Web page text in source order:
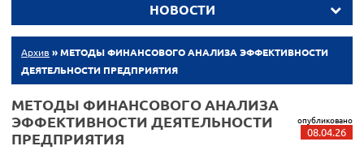
НОВОСТИ
Архив » МЕТОДЫ ФИНАНСОВОГО АНАЛИЗА ЭФФЕКТИВНОСТИ
ДЕЯТЕЛЬНОСТИ ПРЕДПРИЯТИЯ
МЕТОДЫ ФИНАНСОВОГО АНАЛИЗА
ЭФФЕКТИВНОСТИ ДЕЯТЕЛЬНОСТИ
ПРЕДПРИЯТИЯ
опубликовано
08.04.26